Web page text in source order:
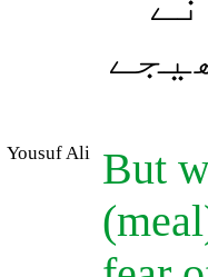
Yousuf Ali
But